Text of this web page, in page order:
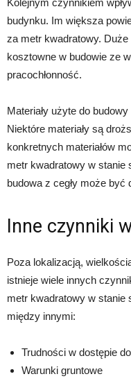
Kolejnym czynnikiem
budynku. Im większa
za metr kwadratowy.
kosztowne w budowie ze
pracochłonność.
Materiały użyte do
Niektóre materiały są
konkretnych materiałów
metr kwadratowy w stanie
budowa z cegły może
Inne czynniki
Poza lokalizacją,
istnieje wiele innych
metr kwadratowy w stanie
między innymi:
Trudności w dostępie
Warunki gruntowe